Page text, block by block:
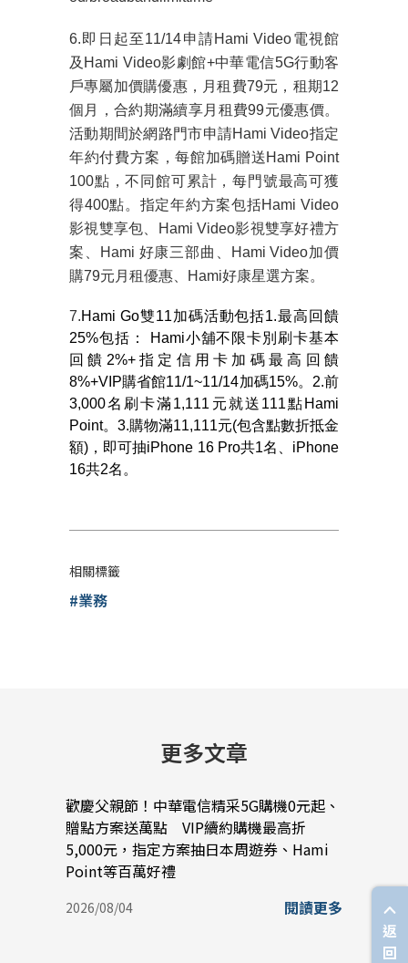
6.即日起至11/14申請Hami Video電視館
及 Hami Video影劇館+中華電信5G行動客
戶專屬加價購優惠，月租費79元，租期12
個月，合約期滿續享月租費99元優惠價。
活動期間於網路門市申請Hami Video指定
年約付費方案，每館加碼贈送Hami Point
100點，不同館可累計，每門號最高可獲
得400點。指定年約方案包括Hami Video
影視雙享包、
Hami Video影視雙享好禮方
案、
Hami 好康三部曲、 Hami Video加價
購79元月租優惠、 Hami好康星選方案。
7.Hami Go雙11加碼活動包括1.最高回饋
25%包括： Hami小舖不限卡別刷卡基本
回饋2%+指定信用卡加碼最高回饋
8%+VIP購省館11/1~11/14加碼15%。2.前
3,000名刷卡滿1,111元就送111點Hami
Point。3.購物滿11,111元(包含點數折抵金
額)，即可抽iPhone 16 Pro共1名、iPhone
16共2名。
相關標籤
#業務
更多文章
歡慶父親節！中華電信精采5G購機0元起、
贈點方案送萬點 VIP續約購機最高折
5,000元，指定方案抽日本周遊券、Hami
Point等百萬好禮
2026/08/04 閱讀更多
2026/
返
回